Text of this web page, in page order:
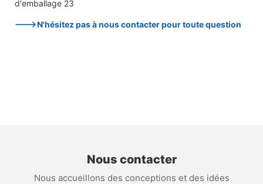
--->N'hésitez pas à nous contacter pour toute question
Nous contacter
Nous accueillons des conceptions et des idées